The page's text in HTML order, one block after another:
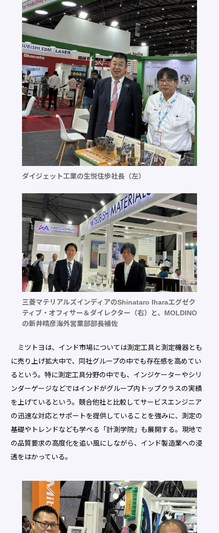
ダイジェット工業の生悦住歩社長（左）
三菱マテリアルズインディアのShinataro Iharaエグゼク
ティブ・オフィサー＆ダイレクター（右）と、MOLDINO
の新井晴彦海外営業部部長補佐
ミツトヨは、インド市場については測定工具と測定機器とも
に売り上げ拡大中で、同社グループの中でも存在感を高めてい
るという。特に測定工具分野の中でも、インジケーターやシリ
ンダーゲージなどではインドがグループ内トップクラスの実績
を上げているという。競合他社と比較してサービスエンジニア
の迅速な対応とサポートを提供していることを強みに、測定の
基礎やトレンドなども学べる「計測学院」も展開する。現地で
の品質要求の高度化を追い風にしながら、インド製造業への浸
透をはかっている。